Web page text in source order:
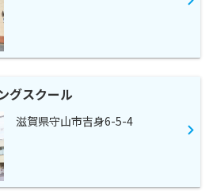
グスクール
滋賀県守山市吉身6-5-4